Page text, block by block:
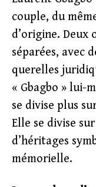
couple, du
d’origine. Deux
séparées, avec
querelles
« Gbagbo » lui-
se divise plus
Elle se divise
d’héritages
mémorielle.